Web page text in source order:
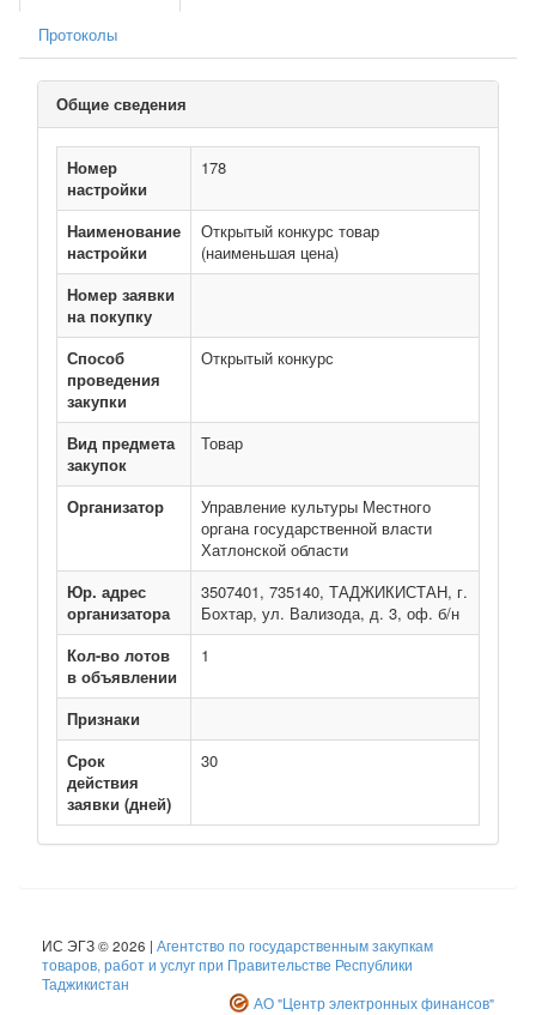
Протоколы
Общие сведения
Номер
настройки
178
Наименование
настройки
Открытый конкурс товар
(наименьшая цена)
Номер заявки
на покупку
Способ
проведения
закупки
Открытый конкурс
Вид предмета
закупок
Товар
Организатор
Управление культуры Местного
органа государственной власти
Хатлонской области
Юр. адрес
организатора
3507401, 735140, ТАДЖИКИСТАН, г.
Бохтар, ул. Вализода, д. 3, оф. б/н
Кол-во лотов
в объявлении
1
Признаки
Срок
действия
заявки (дней)
30
ИС ЭГЗ © 2026 | Агентство по государственным закупкам
товаров, работ и услуг при Правительстве Республики
Таджикистан
АО "Центр электронных финансов"